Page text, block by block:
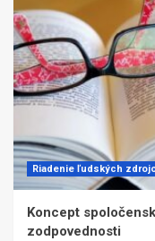
Riadenie ľudských
Koncept
zodpovednosti